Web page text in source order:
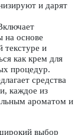
и дарят
на основе
текстуре и
как крем для
процедур.
средства
каждое из
ароматом и
выбор